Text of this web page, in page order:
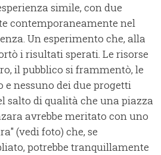
simile, con due
contemporaneamente nel
Un esperimento che, alla
i risultati sperati. Le risorse
il pubblico si frammentò, le
nessuno dei due progetti
salto di qualità che una piazza
avrebbe meritato con uno
(vedi foto) che, se
potrebbe tranquillamente